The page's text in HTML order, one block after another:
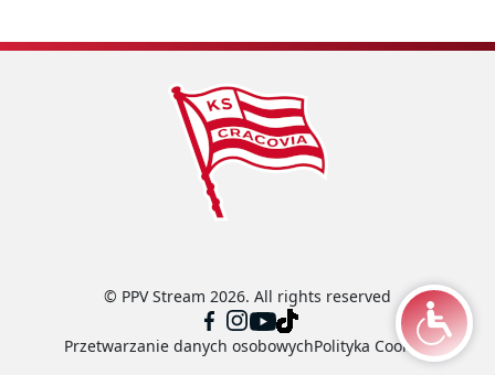
© PPV Stream 2026. All rights reserved
Przetwarzanie danych osobowychPolityka Cookies